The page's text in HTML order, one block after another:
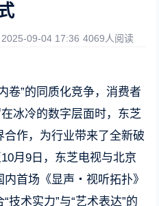
2025-09-04 17:36 4069人阅读
卷”的同质化竞争，消费者
冰冷的数字层面时，东芝
作，为行业带来了全新破
月9日，东芝电视与北京
首场《显声・视听拓扑》
技术实力”与“艺术表达”的